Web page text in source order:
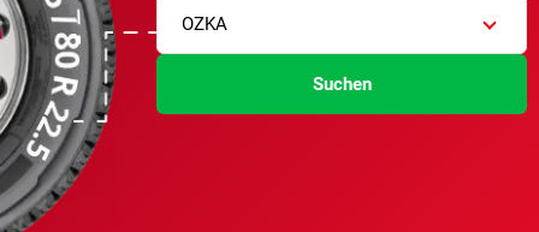
OZKA
Suchen